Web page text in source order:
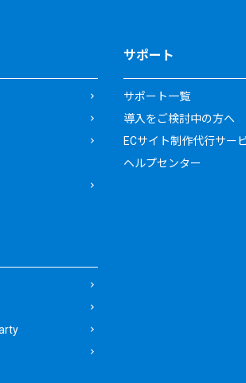
サポート
サポート一覧
導入をご検討中の方へ
ECサイト制作代行サー
ヘルプセンター